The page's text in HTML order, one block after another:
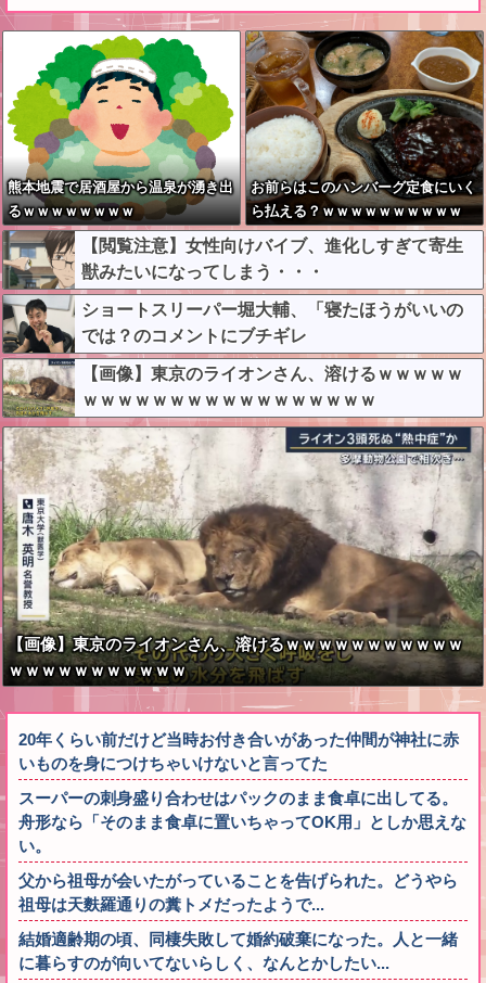
熊本地震で居酒屋から温泉が湧き出
るｗｗｗｗｗｗｗｗ
お前らはこのハンバーグ定食にいく
ら払える？ｗｗｗｗｗｗｗｗｗｗ
【閲覧注意】女性向けバイブ、進化しすぎて寄生
獣みたいになってしまう・・・
ショートスリーパー堀大輔、「寝たほうがいいの
では？のコメントにブチギレ
【画像】東京のライオンさん、溶けるｗｗｗｗｗ
ｗｗｗｗｗｗｗｗｗｗｗｗｗｗｗｗｗ
【画像】東京のライオンさん、溶けるｗｗｗｗｗｗｗｗｗｗｗ
ｗｗｗｗｗｗｗｗｗｗｗ
20年くらい前だけど当時お付き合いがあった仲間が神社に赤
いものを身につけちゃいけないと言ってた
スーパーの刺身盛り合わせはパックのまま食卓に出してる。
舟形なら「そのまま食卓に置いちゃってOK用」としか思えな
い。
父から祖母が会いたがっていることを告げられた。どうやら
祖母は天麩羅通りの糞トメだったようで...
結婚適齢期の頃、同棲失敗して婚約破棄になった。人と一緒
に暮らすのが向いてないらしく、なんとかしたい...